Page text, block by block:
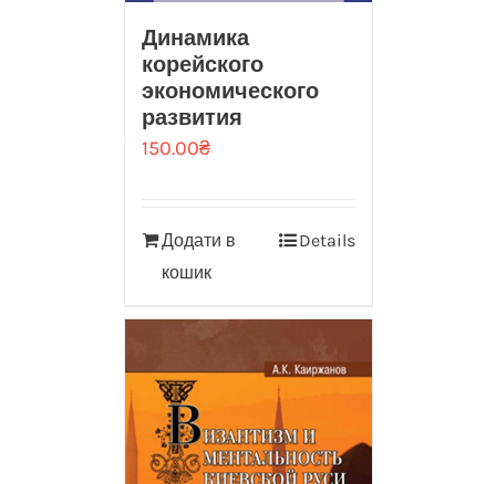
Динамика
корейского
экономического
развития
150.00₴
Додати в
кошик
Details